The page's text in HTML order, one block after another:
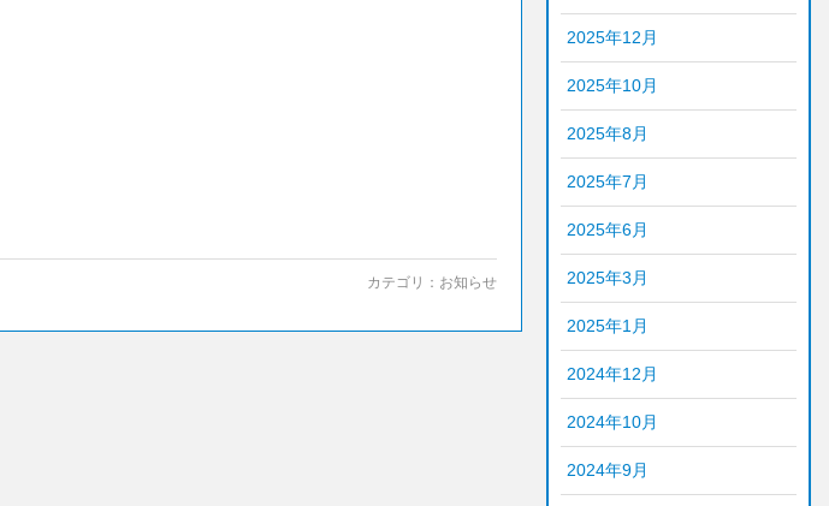
カテゴリ： お知らせ
2025年12月
2025年10月
2025年8月
2025年7月
2025年6月
2025年3月
2025年1月
2024年12月
2024年10月
2024年9月